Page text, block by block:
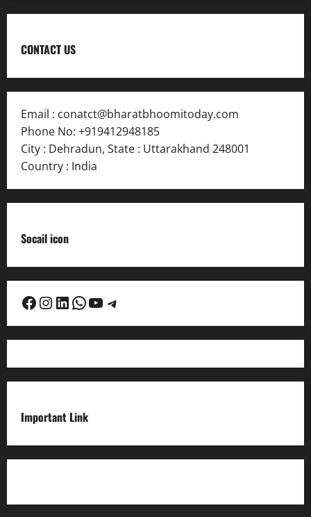
CONTACT US
Email : conatct@bharatbhoomitoday.com
Phone No: +919412948185
City : Dehradun, State : Uttarakhand 248001
Country : India
Socail icon
Facebook
Instagram
LinkedIn
WhatsApp
YouTube
Telegram
Important Link